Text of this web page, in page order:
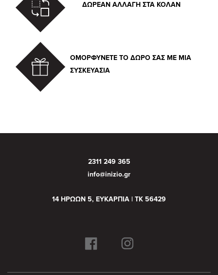
ΔΩΡΕΑΝ ΑΛΛΑΓΗ ΣΤΑ ΚΟΛΑΝ
ΟΜΟΡΦΥΝΕΤΕ ΤΟ ΔΩΡΟ ΣΑΣ ΜΕ ΜΙΑ
ΣΥΣΚΕΥΑΣΙΑ
2311 249 365
info@inizio.gr
14 ΗΡΩΩΝ 5, ΕΥΚΑΡΠΙΑ | ΤΚ 56429